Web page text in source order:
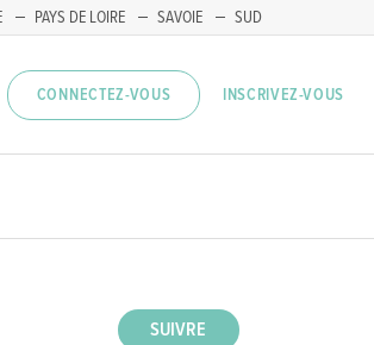
PAYS DE LOIRE SAVOIE SUD
CONNECTEZ-VOUS INSCRIVEZ-VOUS
SUIVRE